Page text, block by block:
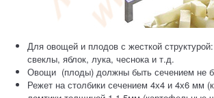
Для овощей и плодов с жесткой
свеклы, яблок, лука, чеснока и т.д.
Овощи (плоды) должны быть сечением не
Режет на столбики сечением 4х4 и 4х6 мм